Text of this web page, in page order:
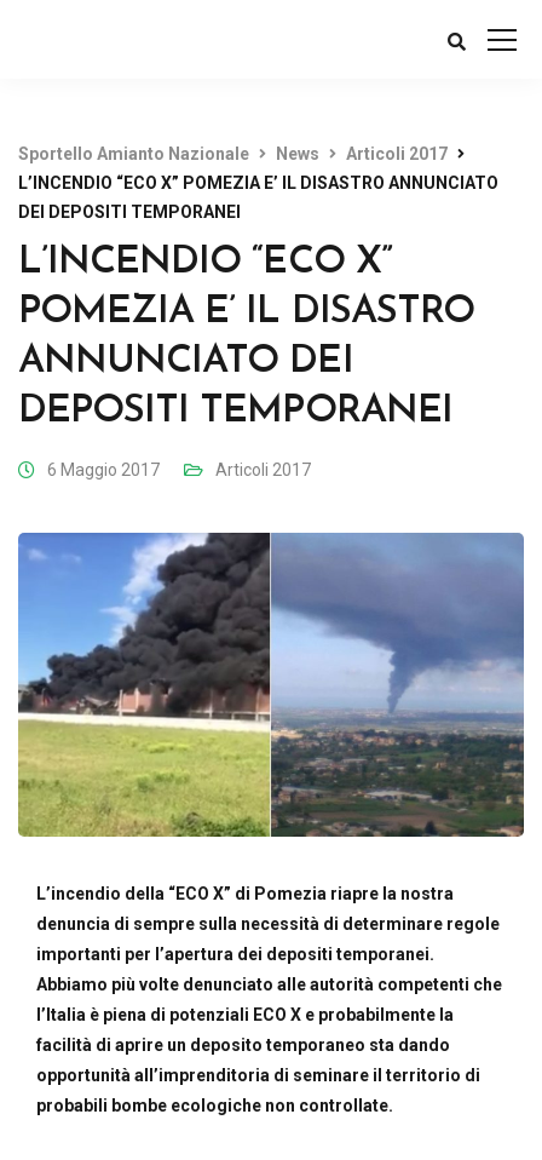
Sportello Amianto Nazionale News
Articoli 2017
L’INCENDIO “ECO X” POMEZIA E’ IL DISASTRO ANNUNCIATO
DEI DEPOSITI TEMPORANEI
L’INCENDIO “ECO X”
POMEZIA E’ IL DISASTRO
ANNUNCIATO DEI
DEPOSITI TEMPORANEI
6 Maggio 2017 Articoli 2017
L’incendio della “ECO X” di Pomezia riapre la nostra
denuncia di sempre sulla necessità di determinare regole
importanti per l’apertura dei depositi temporanei.
Abbiamo più volte denunciato alle autorità competenti che
l’Italia è piena di potenziali ECO X e probabilmente la
facilità di aprire un deposito temporaneo sta dando
opportunità all’imprenditoria di seminare il territorio di
probabili bombe ecologiche non controllate.